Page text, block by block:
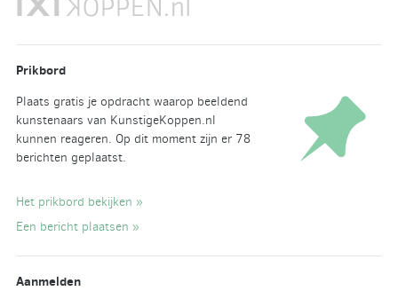
Prikbord
Plaats gratis je opdracht waarop beeldend
kunstenaars van KunstigeKoppen.nl
kunnen reageren. Op dit moment zijn er 78
berichten geplaatst.
Het prikbord bekijken »
Een bericht plaatsen »
Aanmelden